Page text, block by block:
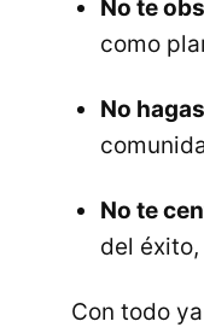
No te
como
No
No te
del
Con todo